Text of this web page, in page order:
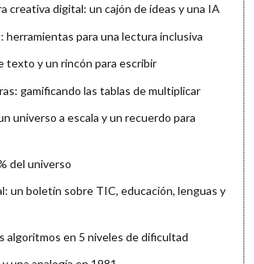
creativa digital: un cajón de ideas y una IA
herramientas para una lectura inclusiva
texto y un rincón para escribir
gamificando las tablas de multiplicar
universo a escala y un recuerdo para
del universo
un boletín sobre TIC, educación, lenguas y
algoritmos en 5 niveles de dificultad